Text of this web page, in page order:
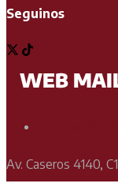
Seguinos
Av. Caseros 4140,